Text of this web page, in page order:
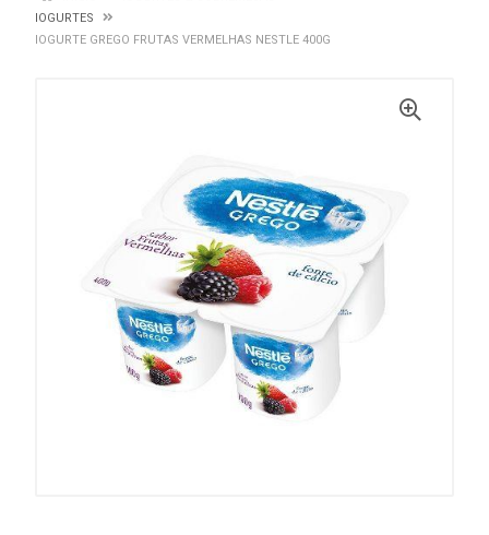
IOGURTES
IOGURTE GREGO FRUTAS VERMELHAS NESTLE 400G